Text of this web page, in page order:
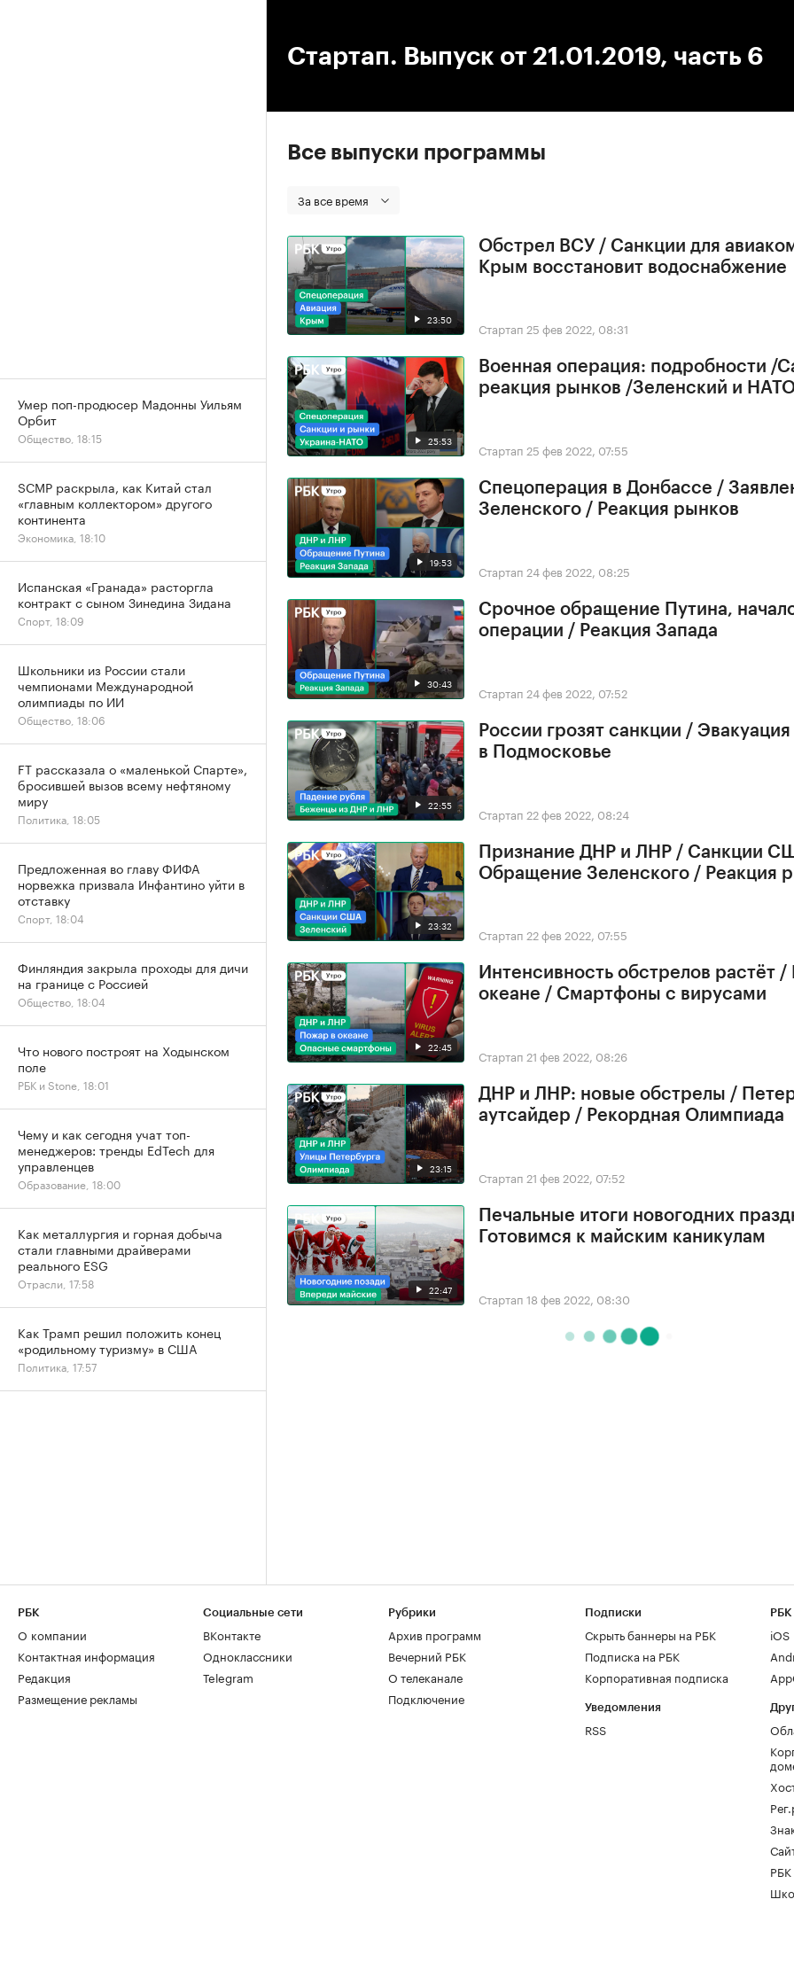
Стартап. Выпуск от 21.01.2019, часть 6
Все выпуски программы
За все время
23:50
Обстрел ВСУ / Санкции для
Крым восстановит водоснабжение
Стартап 25 фев 2022, 08:31
25:53
Военная операция: подробности /
реакция рынков /Зеленский и
Стартап 25 фев 2022, 07:55
19:53
Спецоперация в Донбассе /
Зеленского / Реакция рынков
Стартап 24 фев 2022, 08:25
30:43
Срочное обращение Путина,
операции / Реакция Запада
Стартап 24 фев 2022, 07:52
22:55
России грозят санкции /
в Подмосковье
Стартап 22 фев 2022, 08:24
23:32
Признание ДНР и ЛНР / Санкции
Обращение Зеленского / Реакция
Стартап 22 фев 2022, 07:55
22:45
Интенсивность обстрелов растёт
океане / Смартфоны с вирусами
Стартап 21 фев 2022, 08:26
23:15
ДНР и ЛНР: новые обстрелы /
аутсайдер / Рекордная Олимпиада
Стартап 21 фев 2022, 07:52
22:47
Печальные итоги новогодних
Готовимся к майским каникулам
Стартап 18 фев 2022, 08:30
Умер поп-продюсер Мадонны Уильям
Орбит
Общество, 18:15
SCMP раскрыла, как Китай стал
«главным коллектором» другого
континента
Экономика, 18:10
Испанская «Гранада» расторгла
контракт с сыном Зинедина Зидана
Спорт, 18:09
Школьники из России стали
чемпионами Международной
олимпиады по ИИ
Общество, 18:06
FT рассказала о «маленькой Спарте»,
бросившей вызов всему нефтяному
миру
Политика, 18:05
Предложенная во главу ФИФА
норвежка призвала Инфантино уйти в
отставку
Спорт, 18:04
Финляндия закрыла проходы для дичи
на границе с Россией
Общество, 18:04
Что нового построят на Ходынском
поле
РБК и Stone, 18:01
Чему и как сегодня учат топ-
менеджеров: тренды EdTech для
управленцев
Образование, 18:00
Как металлургия и горная добыча
стали главными драйверами
реального ESG
Отрасли, 17:58
Как Трамп решил положить конец
«родильному туризму» в США
Политика, 17:57
РБК
О компании
Контактная информация
Редакция
Размещение рекламы
Социальные сети
ВКонтакте
Одноклассники
Telegram
Рубрики
Архив программ
Вечерний РБК
О телеканале
Подключение
Подписки
Скрыть баннеры на РБК
Подписка на РБК
Корпоративная подписка
Уведомления
RSS
РБК
iOS